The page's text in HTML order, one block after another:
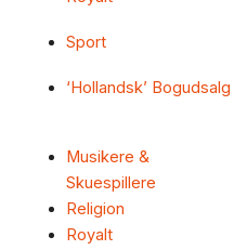
Sport
‘Hollandsk’ Bogudsalg
Musikere &
Skuespillere
Religion
Royalt